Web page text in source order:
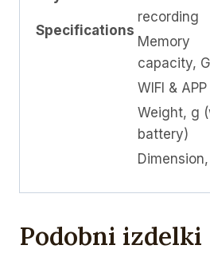
Specifications
recording
Memory
capacity,
WIFI & APP
Weight, g
battery)
Podobni izdelki